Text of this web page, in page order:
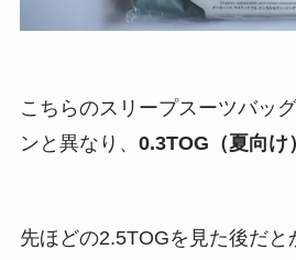
こちらのスリープスーツバッ
ンと異なり、 0.3TOG（夏向け）
先ほどの2.5TOGを見た後だと